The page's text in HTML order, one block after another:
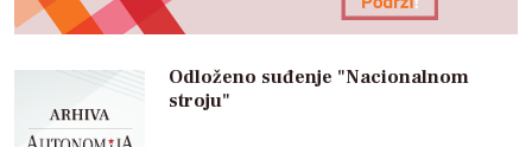
Odloženo suđenje "Nacionalnom
stroju"